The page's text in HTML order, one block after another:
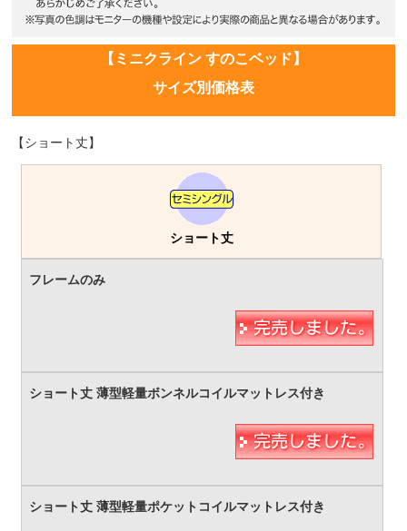
【ミニクライン すのこベッド】
サイズ別価格表
【ショート丈】
ショート丈